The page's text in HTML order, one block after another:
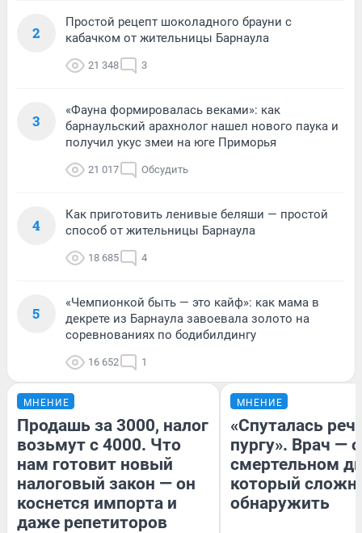
2
Простой рецепт шоколадного брауни с
кабачком от жительницы Барнаула
21 348 3
3
«Фауна формировалась веками»: как
барнаульский арахнолог нашел нового паука и
получил укус змеи на юге Приморья
21 017 Обсудить
4
Как приготовить ленивые беляши — простой
способ от жительницы Барнаула
18 685 4
5
«Чемпионкой быть — это кайф»: как мама в
декрете из Барнаула завоевала золото на
соревнованиях по бодибилдингу
16 652 1
МНЕНИЕ
Продашь за 3000, налог
возьмут с 4000. Что
нам готовит новый
налоговый закон — он
коснется импорта и
даже репетиторов
МНЕНИЕ
«Спуталась
пургу». Врач — о
смертельном
который
обнаружить